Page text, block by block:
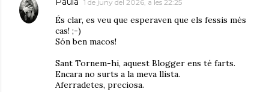
1 de juny del 2026, a les 22:25
És clar, es veu que esperaven que els fessis més
cas! ;-)
Són ben macos!
Sant Tornem-hi, aquest Blogger ens té farts.
Encara no surts a la meva llista.
Aferradetes, preciosa.